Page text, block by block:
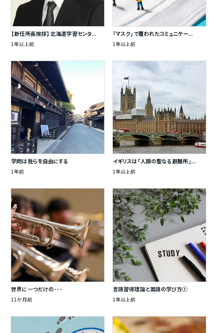
【新任所長挨拶】 北海道学習センタ...
1年以上前
「マスク」で覆われたコミュニケー...
1年以上前
学問は我らを自由にする
1年前
イギリスは「人類の聖なる避難所」...
1年以上前
世界に一つだけの･･･
11か月前
言語習得理論と英語の学び方①
1年以上前